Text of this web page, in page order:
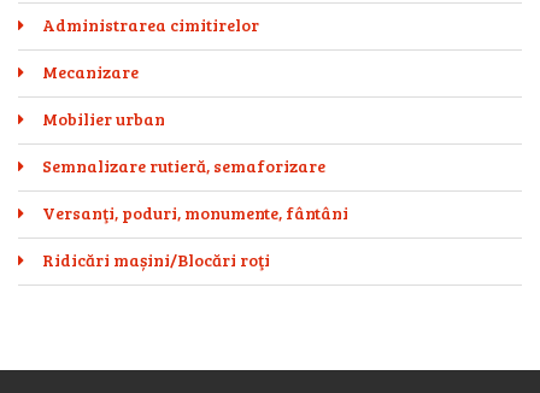
Administrarea cimitirelor
Mecanizare
Mobilier urban
Semnalizare rutieră, semaforizare
Versanţi, poduri, monumente, fântâni
Ridicări mașini/Blocări roţi